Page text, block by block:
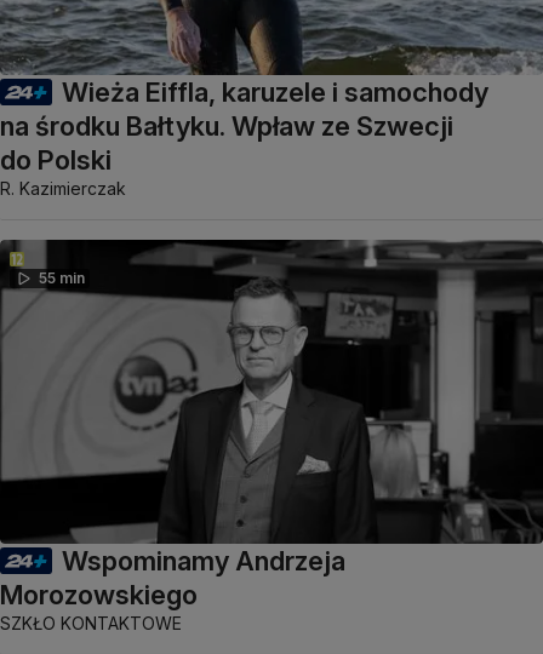
Wieża Eiffla, karuzele i samochody
na środku Bałtyku. Wpław ze Szwecji
do Polski
R. Kazimierczak
55 min
Wspominamy Andrzeja
Morozowskiego
SZKŁO KONTAKTOWE